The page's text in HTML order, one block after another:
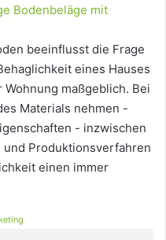
Bodenbeläge mit
beeinflusst die Frage
eines Hauses
Wohnung maßgeblich. Bei
Materials nehmen -
- inzwischen
Produktionsverfahren
einen immer